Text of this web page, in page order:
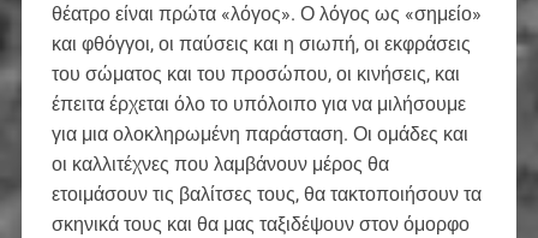
θέατρο είναι πρώτα «λόγος». Ο λόγος ως «σημείο»
και φθόγγοι, οι παύσεις και η σιωπή, οι εκφράσεις
του σώματος και του προσώπου, οι κινήσεις, και
έπειτα έρχεται όλο το υπόλοιπο για να μιλήσουμε
για μια ολοκληρωμένη παράσταση. Οι ομάδες και
οι καλλιτέχνες που λαμβάνουν μέρος θα
ετοιμάσουν τις βαλίτσες τους, θα τακτοποιήσουν τα
σκηνικά τους και θα μας ταξιδέψουν στον όμορφο